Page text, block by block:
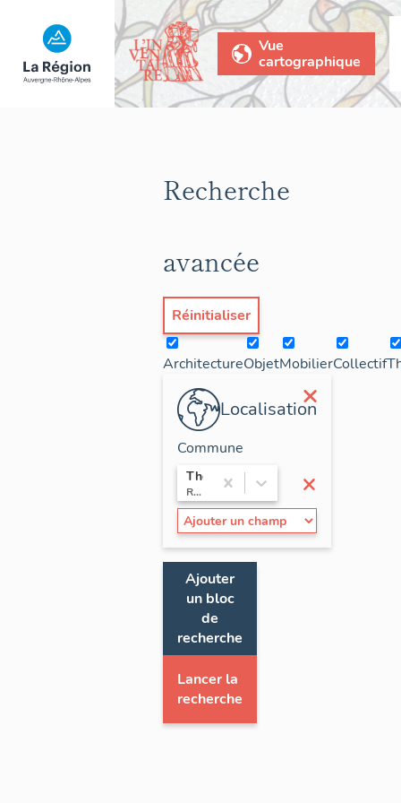
Vue
cartographique
Recherche
avancée
Réinitialiser
ArchitectureObjetMobilierCollectif
×
Localisation
×
Commune
Thorens-Glières
Rhône-Alpes / Haute-Savoie
Ajouter
un bloc
de
recherche
Lancer la
recherche